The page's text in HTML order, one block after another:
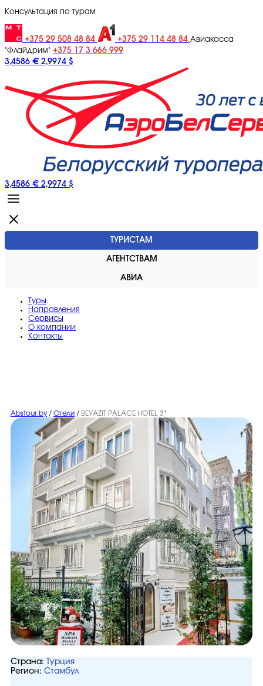
Консультация по турам
+375 29 508 48 84 +375 29 114 48 84 Авиакасса
"Флайдрим" +375 17 3 666 999
3,4586 € 2,9974 $
3,4586 € 2,9974 $
ТУРИСТАМ
АГЕНТСТВАМ
АВИА
Туры
Направления
Сервисы
O компании
Контакты
Abstour.by / Отели / BEYAZIT PALACE HOTEL 3*
Страна:
Турция
Регион: Стамбул